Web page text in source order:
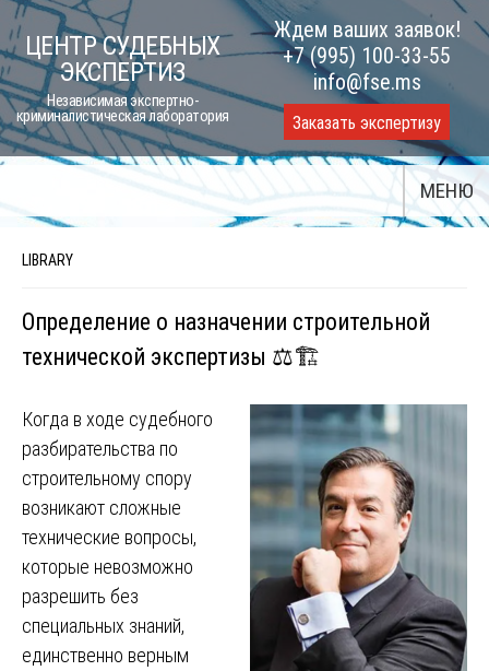
Skip
to
content
ЦЕНТР СУДЕБНЫХ
ЭКСПЕРТИЗ
Независимая экспертно-
криминалистическая лаборатория
Ждем ваших заявок!
+7 (995) 100-33-55
info@fse.ms
Заказать экспертизу
МЕНЮ
LIBRARY
Определение о назначении строительной
технической экспертизы ⚖️🏗
Когда в ходе судебного
разбирательства по
строительному спору
возникают сложные
технические вопросы,
которые невозможно
разрешить без
специальных знаний,
единственно верным